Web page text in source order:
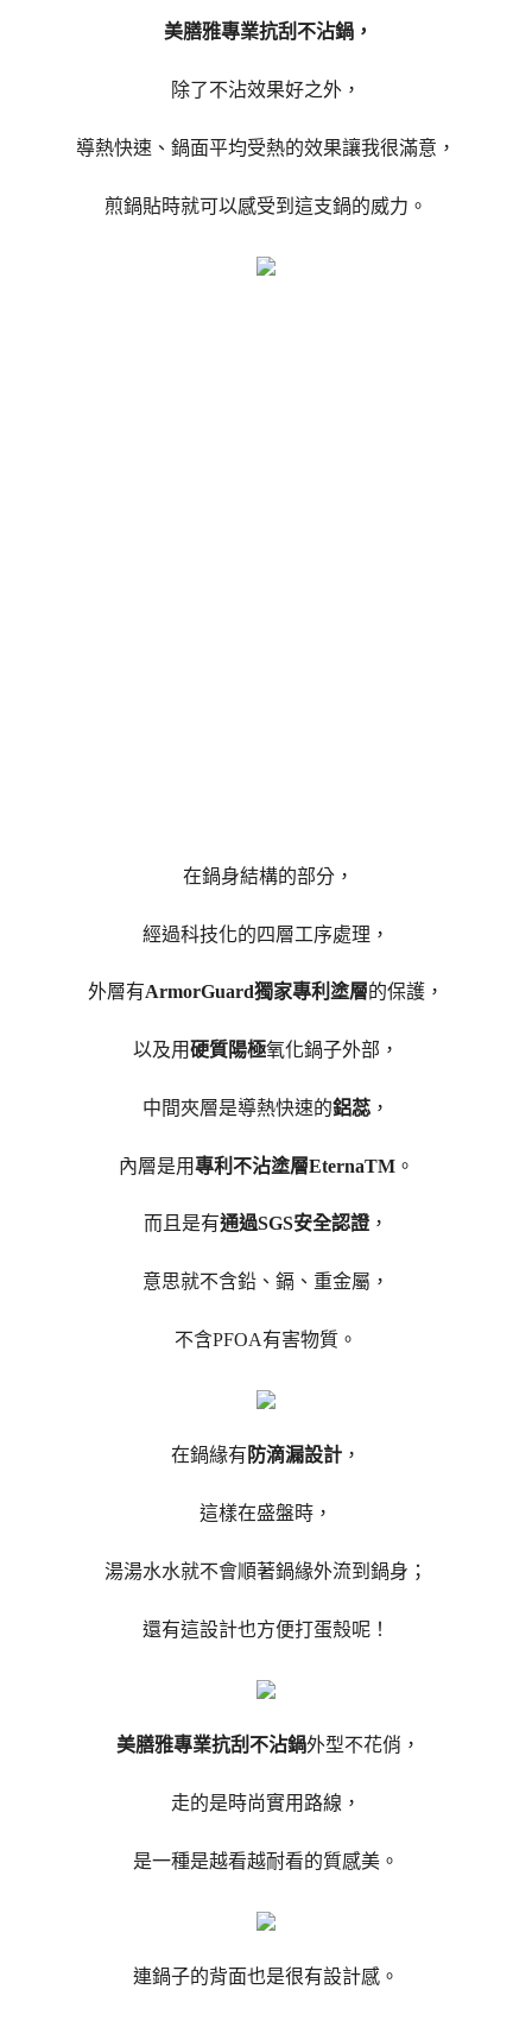
美膳雅專業抗刮不沾鍋，
除了不沾效果好之外，
導熱快速、鍋面平均受熱的效果讓我很滿意，
煎鍋貼時就可以感受到這支鍋的威力。
在鍋身結構的部分，
經過科技化的四層工序處理，
外層有ArmorGuard獨家專利塗層的保護，
以及用硬質陽極氧化鍋子外部，
中間夾層是導熱快速的鋁蕊 ，
內層是用專利不沾塗層EternaTM。
而且是有通過SGS安全認證 ，
意思就不含鉛、鎘、重金屬，
不含PFOA有害物質。
在鍋緣有 防滴漏設計 ，
這樣在盛盤時，
湯湯水水就不會順著鍋緣外流到鍋身；
還有這設計也方便打蛋殼呢！
美膳雅專業抗刮不沾鍋外型不花俏，
走的是時尚實用路線，
是一種是越看越耐看的質感美。
連鍋子的背面也是很有設計感。